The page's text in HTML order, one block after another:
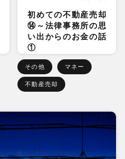
初めての不動産売却
⑭～法律事務所の思
い出からのお金の話
①
その他 マネー
不動産売却